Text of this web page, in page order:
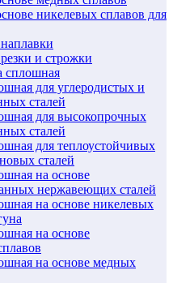
никелевых сплавов для
и строжки
сплошная
для углеродистых и
сталей
для высокопрочных
сталей
для теплоустойчивых
сталей
на основе
нержавеющих сталей
на основе никелевых
на основе
на основе медных